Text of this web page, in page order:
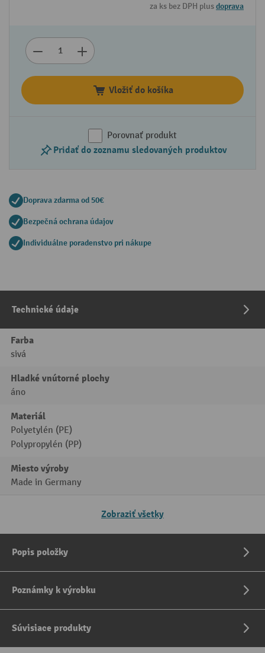
za ks bez DPH plusdoprava
Vložiť do košíka
Porovnať produkt
Pridať do zoznamu sledovaných produktov
Doprava zdarma od 50€
Bezpečná ochrana údajov
Individuálne poradenstvo pri nákupe
Technické údaje
Farba
sivá
Hladké vnútorné plochy
áno
Materiál
Polyetylén (PE)
Polypropylén (PP)
Miesto výroby
Made in Germany
Zobraziť všetky
Popis položky
Poznámky k výrobku
Súvisiace produkty